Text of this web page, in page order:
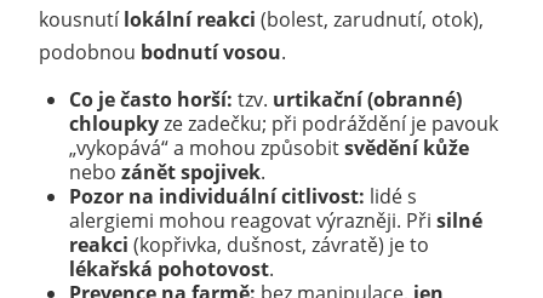
kousnutílokální reakci (bolest, zarudnutí, otok),
podobnou bodnutí vosou.
Co je často horší: tzv. urtikační (obranné)
chloupkyze zadečku; při podráždění je pavouk
„vykopává“ a mohou způsobitsvědění kůže
nebo zánět spojivek.
Pozor na individuální citlivost: lidé s
alergiemi mohou reagovat výrazněji. Při silné
reakci (kopřivka, dušnost, závratě) je to
lékařská pohotovost.